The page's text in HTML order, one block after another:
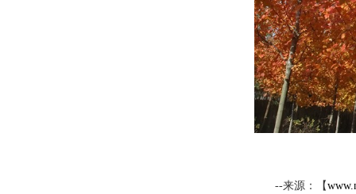
--来源：【